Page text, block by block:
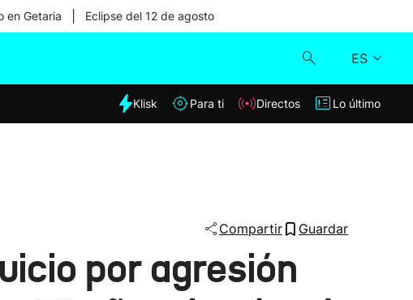
en Getaria Eclipse del 12 de agosto
ES
Klisk
Klisk Para ti Directos Lo último
Compartir Guardar
por agresión